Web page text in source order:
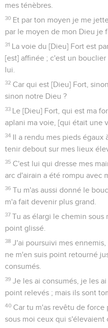
mes ténèbres.
30 Et par ton moyen je me
par le moyen de mon Dieu je
31 La voie du [Dieu] Fort est
[est] affinée ; c'est un
lui.
32 Car qui est [Dieu] Fort,
sinon notre Dieu ?
33 Le [Dieu] Fort, qui est ma
aplani ma voie, [qui était une
34 Il a rendu mes pieds égaux
tenir debout sur mes lieux
35 C'est lui qui dresse mes
arc d'airain a été rompu avec
36 Tu m'as aussi donné le
m'a fait devenir plus grand.
37 Tu as élargi le chemin sous
point glissé.
38 J'ai poursuivi mes
ne m'en suis point retourné
consumés.
39 Je les ai consumés, je les
point relevés ; mais ils sont
40 Car tu m'as revêtu de
sous moi ceux qui s'élevaient